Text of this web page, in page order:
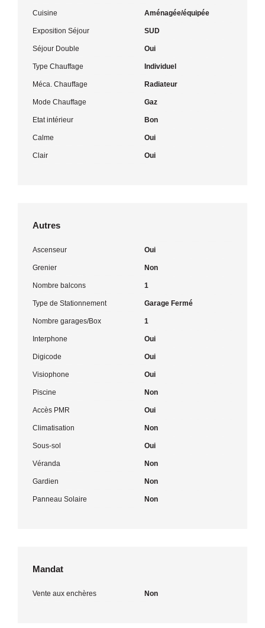
Cuisine Aménagée/équipée
Exposition Séjour SUD
Séjour Double Oui
Type Chauffage Individuel
Méca. Chauffage Radiateur
Mode Chauffage Gaz
Etat intérieur Bon
Calme Oui
Clair Oui
Autres
Ascenseur Oui
Grenier Non
Nombre balcons 1
Type de Stationnement Garage Fermé
Nombre garages/Box 1
Interphone Oui
Digicode Oui
Visiophone Oui
Piscine Non
Accès PMR Oui
Climatisation Non
Sous-sol Oui
Véranda Non
Gardien Non
Panneau Solaire Non
Mandat
Vente aux enchères Non